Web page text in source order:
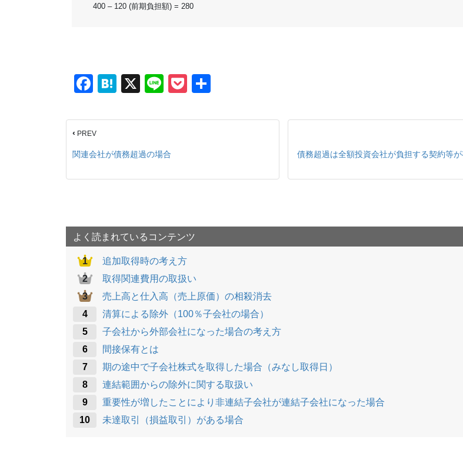
400 – 120 (前期負担額) = 280
F
c
e
b
o
H
e
a
X
Li
e
P
ck
‹ PREV
関連会社が債務超過の場合
債務超過は全額投資会社が負担する契約等が
よく読まれているコンテンツ
追加取得時の考え方
取得関連費用の取扱い
売上高と仕入高（売上原価）の相殺消去
清算による除外（100％子会社の場合）
子会社から外部会社になった場合の考え方
間接保有とは
期の途中で子会社株式を取得した場合（みなし取得日）
連結範囲からの除外に関する取扱い
重要性が増したことにより非連結子会社が連結子会社になった場合
未達取引（損益取引）がある場合